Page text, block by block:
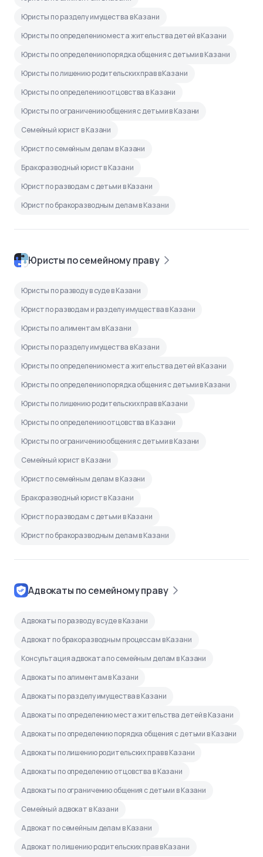
Юристы по разделу имущества в Казани
Юристы по определению места жительства детей в Казани
Юристы по определению порядка общения с детьми в Казани
Юристы по лишению родительских прав в Казани
Юристы по определению отцовства в Казани
Юристы по ограничению общения с детьми в Казани
Семейный юрист в Казани
Юрист по семейным делам в Казани
Бракоразводный юрист в Казани
Юрист по разводам с детьми в Казани
Юрист по бракоразводным делам в Казани
Юристы по семейному праву
Юристы по разводу в суде в Казани
Юрист по разводам и разделу имущества в Казани
Юристы по алиментам в Казани
Юристы по разделу имущества в Казани
Юристы по определению места жительства детей в Казани
Юристы по определению порядка общения с детьми в Казани
Юристы по лишению родительских прав в Казани
Юристы по определению отцовства в Казани
Юристы по ограничению общения с детьми в Казани
Семейный юрист в Казани
Юрист по семейным делам в Казани
Бракоразводный юрист в Казани
Юрист по разводам с детьми в Казани
Юрист по бракоразводным делам в Казани
Адвокаты по семейному праву
Адвокаты по разводу в суде в Казани
Адвокат по бракоразводным процессам в Казани
Консультация адвоката по семейным делам в Казани
Адвокаты по алиментам в Казани
Адвокаты по разделу имущества в Казани
Адвокаты по определению места жительства детей в Казани
Адвокаты по определению порядка общения с детьми в Казани
Адвокаты по лишению родительских прав в Казани
Адвокаты по определению отцовства в Казани
Адвокаты по ограничению общения с детьми в Казани
Семейный адвокат в Казани
Адвокат по семейным делам в Казани
Адвокат по лишению родительских прав в Казани